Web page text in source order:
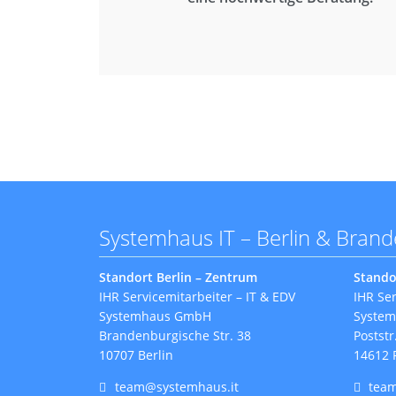
Systemhaus IT – Berlin &
Standort Berlin – Zentrum
IHR Servicemitarbeiter – IT & EDV
Systemhaus GmbH
Brandenburgische Str. 38
10707 Berlin
team@systemhaus.it
IHR
14612